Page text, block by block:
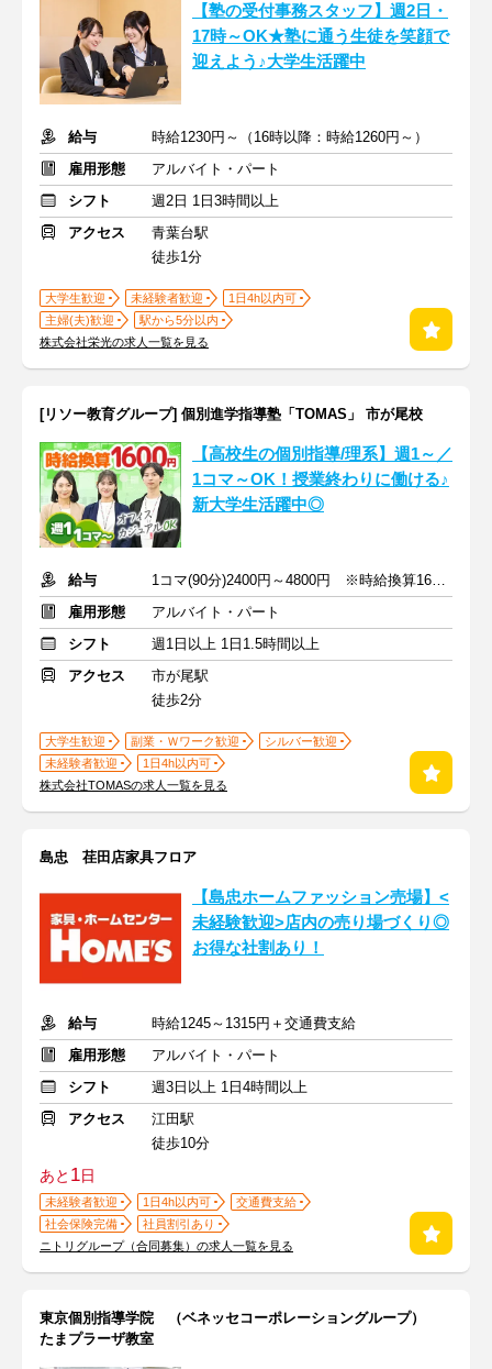
【塾の受付事務スタッフ】週2日・
17時～OK★塾に通う生徒を笑顔で
迎えよう♪大学生活躍中
給与
時給1230円～（16時以降：時給1260円～）
雇用形態
アルバイト・パート
シフト
週2日 1日3時間以上
アクセス
青葉台駅
徒歩1分
大学生歓迎 未経験者歓迎
1日4h以内可
主婦(夫)歓迎
駅から5分以内
株式会社栄光の求人一覧を見る
[リソー教育グループ] 個別進学指導塾「TOMAS」 市が尾校
【高校生の個別指導/理系】週1～／
1コマ～OK！授業終わりに働ける♪
新大学生活躍中◎
給与
1コマ(90分)2400円～4800円 ※時給換算1600円～3200円
雇用形態
アルバイト・パート
シフト
週1日以上 1日1.5時間以上
アクセス
市が尾駅
徒歩2分
大学生歓迎 副業・Ｗワーク歓迎
シルバー歓迎
未経験者歓迎
1日4h以内可
株式会社TOMASの求人一覧を見る
島忠 荏田店家具フロア
【島忠ホームファッション売場】<
未経験歓迎>店内の売り場づくり◎
お得な社割あり！
給与
時給1245～1315円＋交通費支給
雇用形態
アルバイト・パート
シフト
週3日以上 1日4時間以上
アクセス
江田駅
徒歩10分
あと 1日
未経験者歓迎 1日4h以内可
交通費支給
社会保険完備
社員割引あり
ニトリグループ（合同募集）の求人一覧を見る
東京個別指導学院 （ベネッセコーポレーショングループ）
たまプラーザ教室